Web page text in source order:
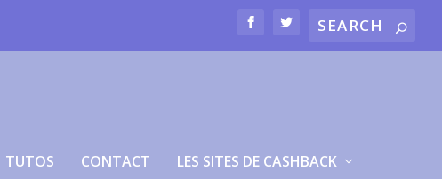
TUTOS CONTACT LES SITES DE CASHBACK